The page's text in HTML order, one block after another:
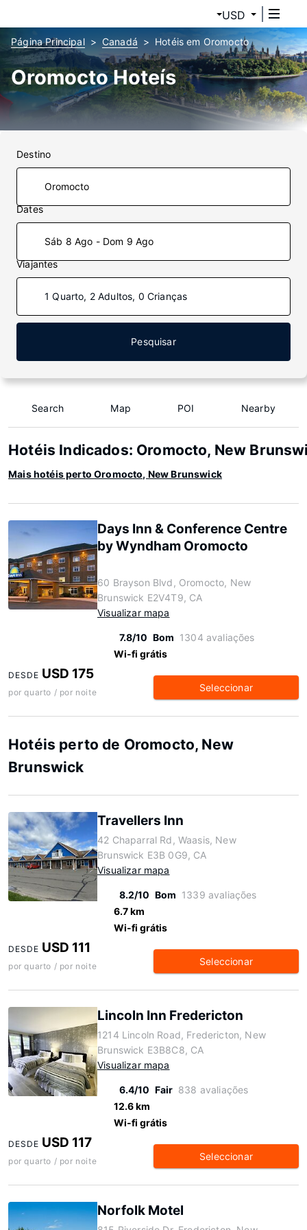
USD
Página Principal Canadá Hotéis em Oromocto
Oromocto Hoteís
Destino
Dates
Sáb 8 Ago - Dom 9 Ago
Viajantes
1 Quarto, 2 Adultos, 0 Crianças
Pesquisar
Search Map POI Nearby
Hotéis Indicados: Oromocto, New
Mais hotéis perto Oromocto, New Brunswick
Days Inn & Conference Centre
by Wyndham Oromocto
60 Brayson Blvd, Oromocto, New
Brunswick E2V4T9, CA
Visualizar mapa
7.8/10 Bom 1304 avaliações
Wi-fi grátis
DESDE USD 175
por quarto / por noite Seleccionar
Hotéis perto de Oromocto, New
Brunswick
Travellers Inn
42 Chaparral Rd, Waasis, New
Brunswick E3B 0G9, CA
Visualizar mapa
8.2/10 Bom 1339 avaliações
6.7 km
Wi-fi grátis
DESDE USD 111
por quarto / por noite Seleccionar
Lincoln Inn Fredericton
1214 Lincoln Road, Fredericton, New
Brunswick E3B8C8, CA
Visualizar mapa
6.4/10 Fair 838 avaliações
12.6 km
Wi-fi grátis
DESDE USD 117
por quarto / por noite Seleccionar
Norfolk Motel